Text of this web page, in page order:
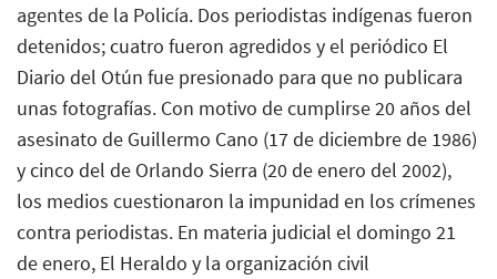
agentes de la Policía. Dos periodistas indígenas fueron
detenidos; cuatro fueron agredidos y el periódico El
Diario del Otún fue presionado para que no publicara
unas fotografías. Con motivo de cumplirse 20 años del
asesinato de Guillermo Cano (17 de diciembre de 1986)
y cinco del de Orlando Sierra (20 de enero del 2002),
los medios cuestionaron la impunidad en los crímenes
contra periodistas. En materia judicial el domingo 21
de enero, El Heraldo y la organización civil